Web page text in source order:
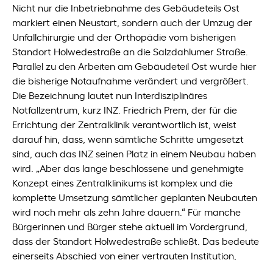
Nicht nur die Inbetriebnahme des Gebäudeteils Ost
markiert einen Neustart, sondern auch der Umzug der
Unfallchirurgie und der Orthopädie vom bisherigen
Standort Holwedestraße an die Salzdahlumer Straße.
Parallel zu den Arbeiten am Gebäudeteil Ost wurde hier
die bisherige Notaufnahme verändert und vergrößert.
Die Bezeichnung lautet nun Interdisziplinäres
Notfallzentrum, kurz INZ. Friedrich Prem, der für die
Errichtung der Zentralklinik verantwortlich ist, weist
darauf hin, dass, wenn sämtliche Schritte umgesetzt
sind, auch das INZ seinen Platz in einem Neubau haben
wird. „Aber das lange beschlossene und genehmigte
Konzept eines Zentralklinikums ist komplex und die
komplette Umsetzung sämtlicher geplanten Neubauten
wird noch mehr als zehn Jahre dauern.“ Für manche
Bürgerinnen und Bürger stehe aktuell im Vordergrund,
dass der Standort Holwedestraße schließt. Das bedeute
einerseits Abschied von einer vertrauten Institution,